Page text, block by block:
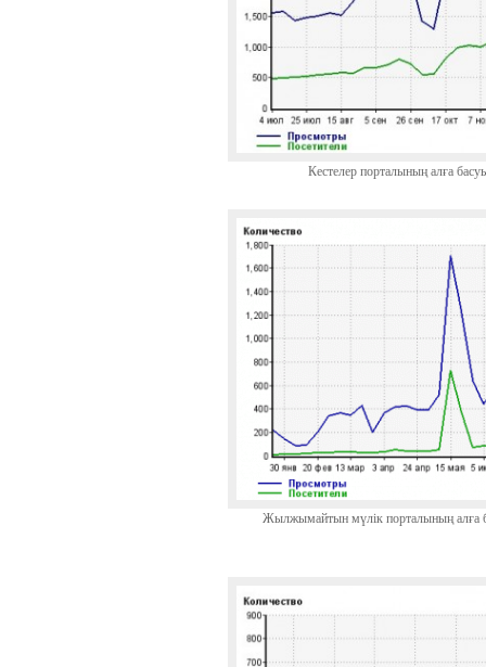
Кестелер порталының алға
Жылжымайтын мүлiк порталының алға